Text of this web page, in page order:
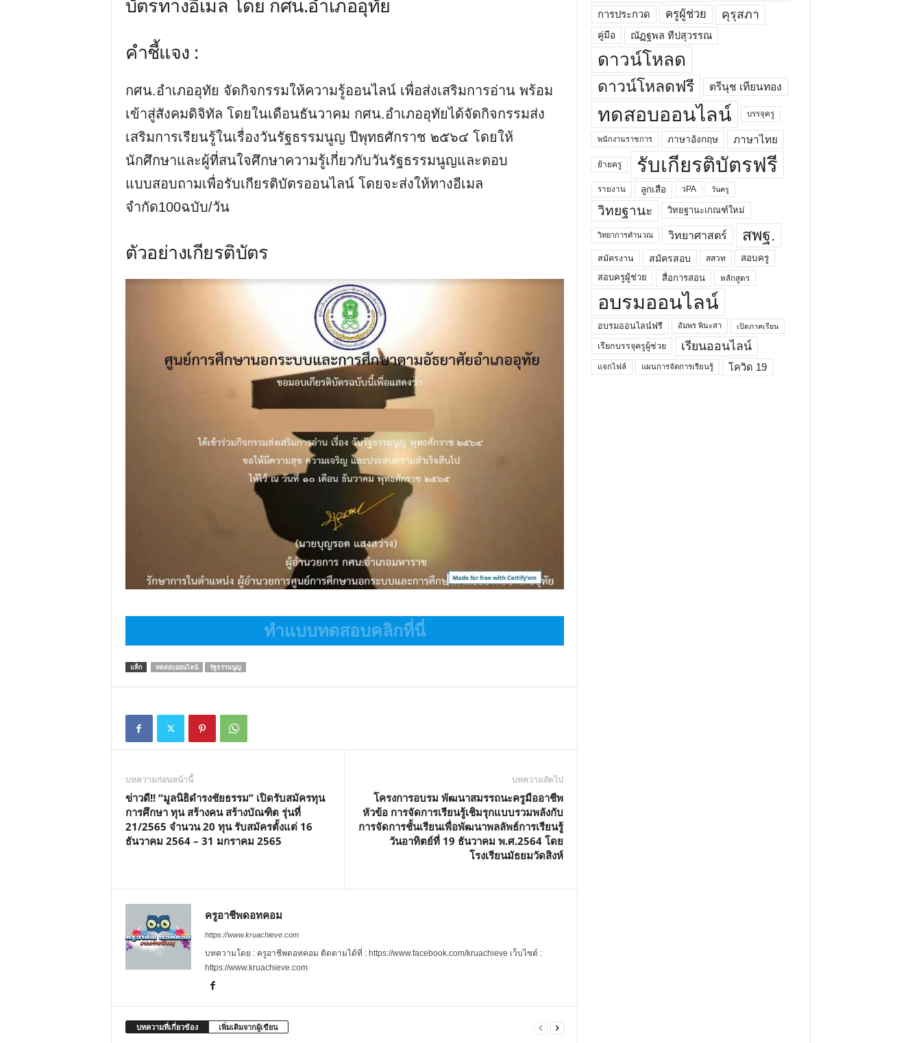
บัตรทางอีเมล โดย กศน.อำเภออุทัย
คำชี้แจง :
กศน.อำเภออุทัย จัดกิจกรรมให้ความรู้ออนไลน์ เพื่อส่งเสริมการอ่าน พร้อม
เข้าสู่สังคมดิจิทัล โดยในเดือนธันวาคม กศน.อำเภออุทัยได้จัดกิจกรรมส่ง
เสริมการเรียนรู้ในเรื่องวันรัฐธรรมนูญ ปีพุทธศักราช ๒๕๖๔ โดยให้
นักศึกษาและผู้ที่สนใจศึกษาความรู้เกี่ยวกับวันรัฐธรรมนูญและตอบ
แบบสอบถามเพื่อรับเกียรติบัตรออนไลน์ โดยจะส่งให้ทางอีเมล
จำกัด100ฉบับ/วัน
ตัวอย่างเกียรติบัตร
ทำแบบทดสอบคลิกที่นี่
แท็ก ทดสอบออนไลน์ รัฐธรรมนูญ
บทความก่อนหน้านี้
ข่าวดี!! “มูลนิธิดำรงชัยธรรม” เปิดรับสมัครทุน
การศึกษา ทุน สร้างคน สร้างบัณฑิต รุ่นที่
21/2565 จำนวน 20 ทุน รับสมัครตั้งแต่ 16
ธันวาคม 2564 – 31 มกราคม 2565
บทความถัดไป
โครงการอบรม พัฒนาสมรรถนะครูมืออาชีพ
หัวข้อ การจัดการเรียนรู้เชิมรุกแบบรวมพลังกับ
การจัดการชั้นเรียนเพื่อพัฒนาพลลัพธ์การเรียนรู้
วันอาทิตย์ที่ 19 ธันวาคม พ.ศ.2564 โดย
โรงเรียนมัธยมวัดสิงห์
ครูอาชีพดอทคอม
https://www.kruachieve.com
บทความโดย : ครูอาชีพดอทคอม ติดตามได้ที่ : https://www.facebook.com/kruachieve เว็บไซต์ :
https://www.kruachieve.com
บทความที่เกี่ยวข้อง เพิ่มเติมจากผู้เขียน
การประกวด ครูผู้ช่วย คุรุสภา
คู่มือ ณัฏฐพล ทีปสุวรรณ
ดาวน์โหลด
ดาวน์โหลดฟรี ตรีนุช เทียนทอง
ทดสอบออนไลน์ บรรจุครู
พนักงานราชการ ภาษาอังกฤษ ภาษาไทย
ย้ายครู รับเกียรติบัตรฟรี
รายงาน ลูกเสือ วPA วันครู
วิทยฐานะ วิทยฐานะเกณฑ์ใหม่
วิทยาการคำนวณ วิทยาศาสตร์ สพฐ.
สมัครงาน สมัครสอบ สสวท
สอบครู
สอบครูผู้ช่วย
สื่อการสอน หลักสูตร
อบรมออนไลน์
อบรมออนไลน์ฟรี อัมพร พินะสา เปิดภาคเรียน
เรียกบรรจุครูผู้ช่วย เรียนออนไลน์
แจกไฟล์ แผนการจัดการเรียนรู้ โควิด 19